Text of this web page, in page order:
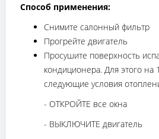
Способ применения:
Снимите салонный фильтр
Прогрейте двигатель
Просушите поверхность
кондиционера. Для этого на
следующие условия
- ОТКРОЙТЕ все окна
- ВЫКЛЮЧИТЕ двигатель